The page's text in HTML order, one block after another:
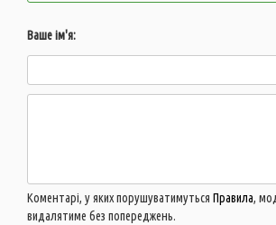
Ваше ім'я:
Коментарі, у яких порушуватимуться Правила,
видалятиме без попереджень.